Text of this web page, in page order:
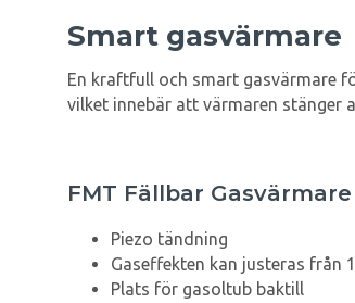
Smart gasvärmare
En kraftfull och smart gasvärmare
vilket innebär att värmaren stänger
FMT Fällbar Gasvärmare
Piezo tändning
Gaseffekten kan justeras från
Plats för gasoltub baktill